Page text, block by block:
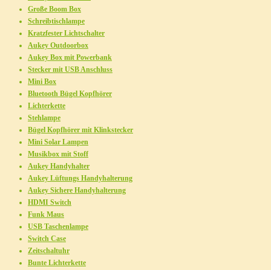
Große Boom Box
Schreibtischlampe
Kratzfester Lichtschalter
Aukey Outdoorbox
Aukey Box mit Powerbank
Stecker mit USB Anschluss
Mini Box
Bluetooth Bügel Kopfhörer
Lichterkette
Stehlampe
Bügel Kopfhörer mit Klinkstecker
Mini Solar Lampen
Musikbox mit Stoff
Aukey Handyhalter
Aukey Lüftungs Handyhalterung
Aukey Sichere Handyhalterung
HDMI Switch
Funk Maus
USB Taschenlampe
Switch Case
Zeitschaltuhr
Bunte Lichterkette